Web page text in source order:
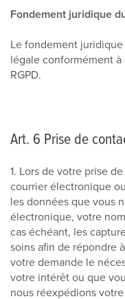
Fondement juridique
Le fondement
légale conformément à
RGPD.
Art. 6 Prise de
1. Lors de votre prise
courrier électronique
les données que vous
électronique, votre
cas échéant, les
soins afin de répondre
votre demande le
votre intérêt ou que
nous réexpédions